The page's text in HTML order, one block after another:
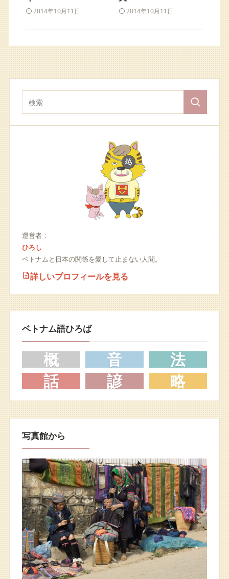
2014年10月11日 2014年10月11日
運営者：
ひろし
ベトナムと日本の関係を愛して止まない人間。
詳しいプロフィールを見る
ベトナム語ひろば
概 音
法
話
諺 略
写真館から